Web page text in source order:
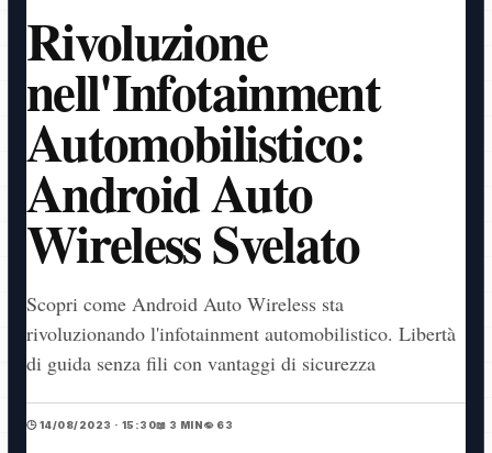
Rivoluzione
nell'Infotainment
Automobilistico:
Android Auto
Wireless Svelato
Scopri come Android Auto Wireless sta
rivoluzionando l'infotainment automobilistico. Libertà
di guida senza fili con vantaggi di sicurezza
🕒 14/08/2023 · 15:30📖 3 MIN👁️ 63